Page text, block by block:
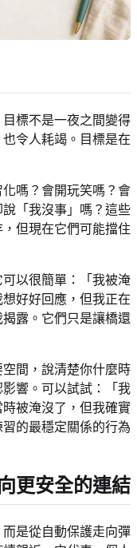
標不是一夜之間變得
令人耗竭。目標是在
嗎？會開玩笑嗎？會
「我沒事」嗎？這些
但現在它們可能擋住
以很簡單：「我被淹
好好回應，但我正在
露。它們只是讓橋還
間，說清楚你什麼時
響。可以試試：「我
被淹沒了，但我確實
的最穩定關係的行為
更安全的連結
是從自動保護走向彈